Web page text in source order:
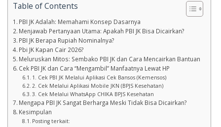
Table of Contents
PBI JK Adalah: Memahami Konsep Dasarnya
Menjawab Pertanyaan Utama: Apakah PBI JK Bisa Dicairkan?
PBI JK Berapa Rupiah Nominalnya?
Pbi JK Kapan Cair 2026?
Meluruskan Mitos: Sembako PBI JK dan Cara Mencairkan Bantuan
Cek PBI JK dan Cara “Mengambil” Manfaatnya Lewat HP
1. Cek PBI JK Melalui Aplikasi Cek Bansos (Kemensos)
2. Cek Melalui Aplikasi Mobile JKN (BPJS Kesehatan)
3. Cek Melalui WhatsApp CHIKA BPJS Kesehatan
Mengapa PBI JK Sangat Berharga Meski Tidak Bisa Dicairkan?
Kesimpulan
Posting terkait: